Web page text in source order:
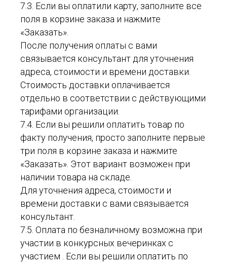
7.3. Если вы оплатили карту, заполните все
поля в корзине заказа и нажмите
«Заказать».
После получения оплаты с вами
связывается консультант для уточнения
адреса, стоимости и времени доставки.
Стоимость доставки оплачивается
отдельно в соответствии с действующими
тарифами организации.
7.4. Если вы решили оплатить товар по
факту получения, просто заполните первые
три поля в корзине заказа и нажмите
«Заказать». Этот вариант возможен при
наличии товара на складе.
Для уточнения адреса, стоимости и
времени доставки с вами связывается
консультант.
7.5. Оплата по безналичному возможна при
участии в конкурсных вечеринках с
участием . Если вы решили оплатить по